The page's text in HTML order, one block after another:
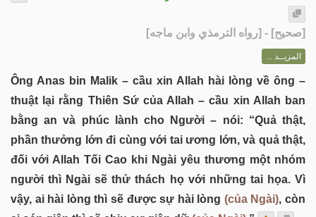
[صحيح] - [رواه الترمذي وابن ماجه]
المزيــد ...
Ông Anas bin Malik – cầu xin Allah hài lòng về ông –
thuật lại rằng Thiên Sứ của Allah – cầu xin Allah ban
bằng an và phúc lành cho Người – nói: “Quả thật,
phần thưởng lớn đi cùng với tai ương lớn, và quả thật,
đối với Allah Tối Cao khi Ngài yêu thương một nhóm
người thì Ngài sẽ thử thách họ với những tai họa. Vì
vậy, ai hài lòng thì sẽ được sự hài lòng (của Ngài), còn